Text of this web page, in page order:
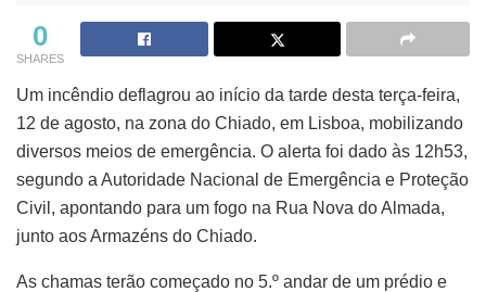
0
SHARES
Um incêndio deflagrou ao início da tarde desta terça-feira,
12 de agosto, na zona do Chiado, em Lisboa, mobilizando
diversos meios de emergência. O alerta foi dado às 12h53,
segundo a Autoridade Nacional de Emergência e Proteção
Civil, apontando para um fogo na Rua Nova do Almada,
junto aos Armazéns do Chiado.
As chamas terão começado no 5.º andar de um prédio e